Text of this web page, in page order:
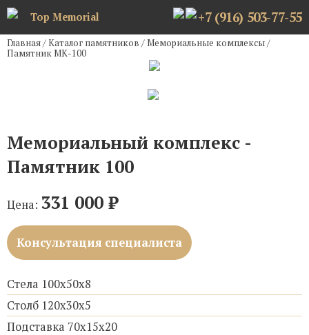
Top Memorial +7 (916) 503-77-55
Главная/Каталог памятников /Мемориальные комплексы/
Памятник МК-100
Мемориальный комплекс -
Памятник 100
Цена: 331 000 ₽
Консультация специалиста
Стела 100х50х8
Столб 120х30х5
Подставка 70х15х20